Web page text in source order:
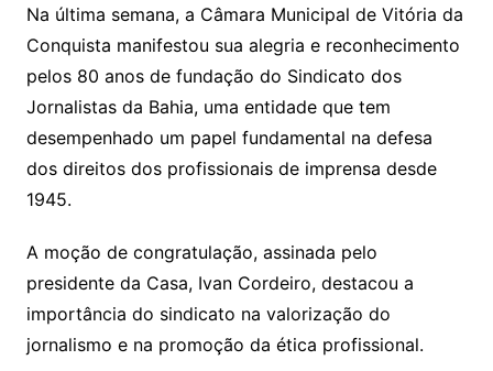
Na última semana, a Câmara Municipal de Vitória da
Conquista manifestou sua alegria e reconhecimento
pelos 80 anos de fundação do Sindicato dos
Jornalistas da Bahia, uma entidade que tem
desempenhado um papel fundamental na defesa
dos direitos dos profissionais de imprensa desde
1945.
A moção de congratulação, assinada pelo
presidente da Casa, Ivan Cordeiro, destacou a
importância do sindicato na valorização do
jornalismo e na promoção da ética profissional.